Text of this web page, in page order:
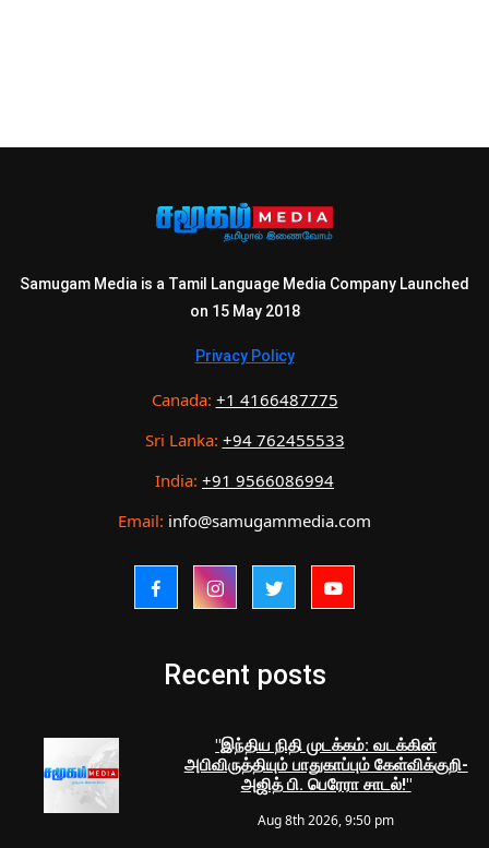
Samugam Media is a Tamil Language Media Company Launched
on 15 May 2018
Privacy Policy
Canada: +1 4166487775
Sri Lanka: +94 762455533
India: +91 9566086994
Email: info@samugammedia.com
Recent posts
"இந்திய நிதி முடக்கம்: வடக்கின்
அபிவிருத்தியும் பாதுகாப்பும் கேள்விக்குறி-
அஜித் பி. பெரேரா சாடல்!"
Aug 8th 2026, 9:50 pm